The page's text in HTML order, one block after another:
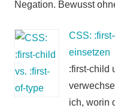
Negation. Bewusst
CSS:
einsetzen
:first-child
ich, worin